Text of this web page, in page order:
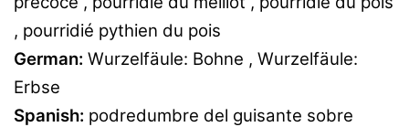
, pourridié pythien du pois
German: Wurzelfäule: Bohne , Wurzelfäule:
Erbse
Spanish: podredumbre del guisante sobre